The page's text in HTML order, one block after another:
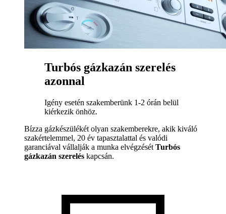
Turbós gázkazán szerelés
azonnal
Igény esetén szakemberünk 1-2 órán belül
kiérkezik önhöz.
Bízza gázkészülékét olyan szakemberekre, akik kiváló
szakértelemmel, 20 év tapasztalattal és valódi
garanciával vállalják a munka elvégzését Turbós
gázkazán szerelés kapcsán.